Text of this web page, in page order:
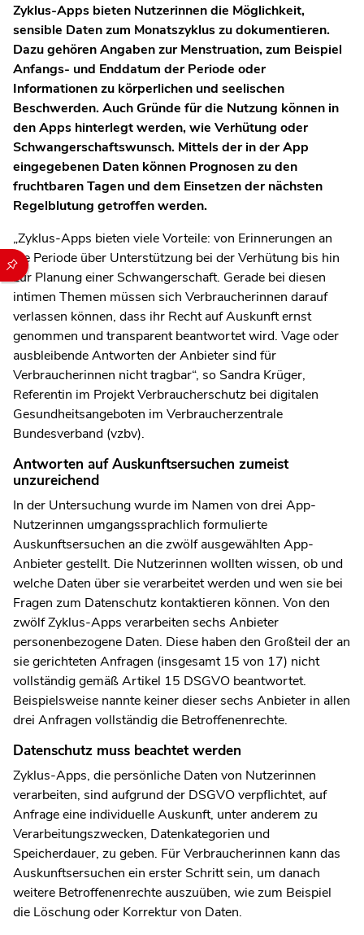
Durch die folgenden Buttons können Sie direkt auf einen
Zyklus-Apps bieten Nutzerinnen die Möglichkeit,
sensible Daten zum Monatszyklus zu dokumentieren.
Dazu gehören Angaben zur Menstruation, zum Beispiel
Anfangs- und Enddatum der Periode oder
Informationen zu körperlichen und seelischen
Beschwerden. Auch Gründe für die Nutzung können in
den Apps hinterlegt werden, wie Verhütung oder
Schwangerschaftswunsch. Mittels der in der App
eingegebenen Daten können Prognosen zu den
fruchtbaren Tagen und dem Einsetzen der nächsten
Regelblutung getroffen werden.
„Zyklus-Apps bieten viele Vorteile: von Erinnerungen an
die Periode über Unterstützung bei der Verhütung bis hin
zur Planung einer Schwangerschaft. Gerade bei diesen
intimen Themen müssen sich Verbraucherinnen darauf
verlassen können, dass ihr Recht auf Auskunft ernst
genommen und transparent beantwortet wird. Vage oder
ausbleibende Antworten der Anbieter sind für
Verbraucherinnen nicht tragbar“, so Sandra Krüger,
Referentin im Projekt Verbraucherschutz bei digitalen
Gesundheitsangeboten im Verbraucherzentrale
Bundesverband (vzbv).
Antworten auf Auskunftsersuchen zumeist
unzureichend
In der Untersuchung wurde im Namen von drei App-
Nutzerinnen umgangssprachlich formulierte
Auskunftsersuchen an die zwölf ausgewählten App-
Anbieter gestellt. Die Nutzerinnen wollten wissen, ob und
welche Daten über sie verarbeitet werden und wen sie bei
Fragen zum Datenschutz kontaktieren können. Von den
zwölf Zyklus-Apps verarbeiten sechs Anbieter
personenbezogene Daten. Diese haben den Großteil der an
sie gerichteten Anfragen (insgesamt 15 von 17) nicht
vollständig gemäß Artikel 15 DSGVO beantwortet.
Beispielsweise nannte keiner dieser sechs Anbieter in allen
drei Anfragen vollständig die Betroffenenrechte.
Datenschutz muss beachtet werden
Zyklus-Apps, die persönliche Daten von Nutzerinnen
verarbeiten, sind aufgrund der DSGVO verpflichtet, auf
Anfrage eine individuelle Auskunft, unter anderem zu
Verarbeitungszwecken, Datenkategorien und
Speicherdauer, zu geben. Für Verbraucherinnen kann das
Auskunftsersuchen ein erster Schritt sein, um danach
weitere Betroffenenrechte auszuüben, wie zum Beispiel
die Löschung oder Korrektur von Daten.